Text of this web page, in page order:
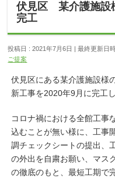
伏見区 某介護施設
完工
投稿日 : 2021年7月6日 最終更新日
ご提案
伏見区にある某介護施設様
新工事を2020年9月に完工し
コロナ禍における全館工事
込むことが無い様に、工事
調チェックシートの提出、
の外出を自粛お願い、マス
の徹底のもと、最短工期で